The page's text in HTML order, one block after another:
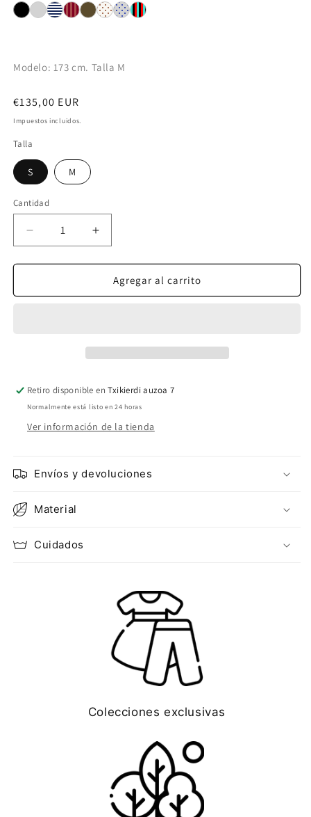
Modelo: 173 cm. Talla M
Precio
habitual
€135,00 EUR
Impuestos incluidos.
Talla
S M
Cantidad
Reducir
cantidad
para
VESTIDO
Aumentar
cantidad
para
SAIO
VESTIDO
Agregar al carrito
Retiro disponible enTxikierdi auzoa 7
Normalmente está listo en 24 horas
Ver información de la tienda
Envíos y devoluciones
Material
Cuidados
Colecciones exclusivas